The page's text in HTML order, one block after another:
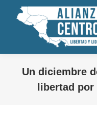
Un diciembre
libertad